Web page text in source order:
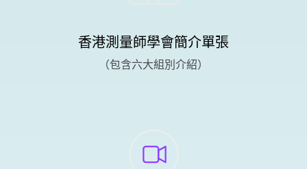
香港測量師學會簡介單張
（包含六大組別介紹）